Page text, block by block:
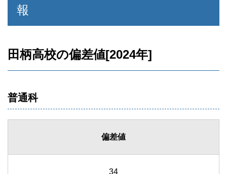
報
田柄高校の偏差値[2024年]
普通科
偏差値
34